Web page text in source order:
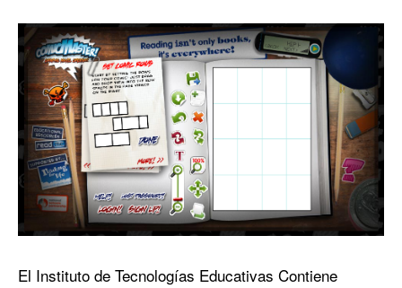
El Instituto de Tecnologías Educativas Contiene